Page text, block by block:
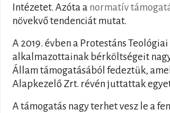
Intézetet. Azóta a normatív
növekvő tendenciát mutat.
A 2019. évben a Protestáns
alkalmazottainak bérköltségeit
Állam támogatásából fedeztük,
Alapkezelő Zrt. révén juttattak
A támogatás nagy terhet vesz le a